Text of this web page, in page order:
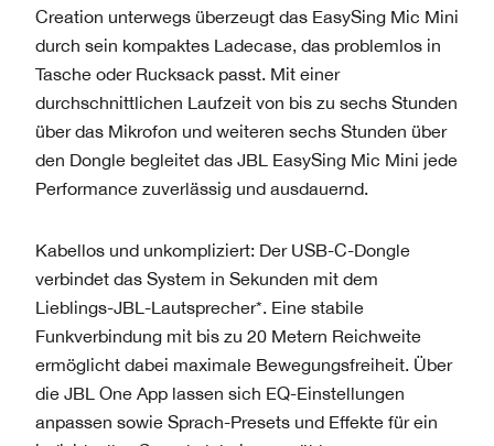
Creation unterwegs überzeugt das EasySing Mic Mini
durch sein kompaktes Ladecase, das problemlos in
Tasche oder Rucksack passt. Mit einer
durchschnittlichen Laufzeit von bis zu sechs Stunden
über das Mikrofon und weiteren sechs Stunden über
den Dongle begleitet das JBL EasySing Mic Mini jede
Performance zuverlässig und ausdauernd.
Kabellos und unkompliziert: Der USB-C-Dongle
verbindet das System in Sekunden mit dem
Lieblings-JBL-Lautsprecher*. Eine stabile
Funkverbindung mit bis zu 20 Metern Reichweite
ermöglicht dabei maximale Bewegungsfreiheit. Über
die JBL One App lassen sich EQ-Einstellungen
anpassen sowie Sprach-Presets und Effekte für ein